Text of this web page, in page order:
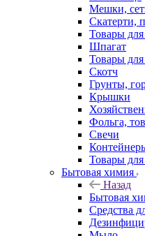
Мешки,
Скатерти,
Товары
Шпагат
Товары
Скотч
Грунты,
Крышки
Фольга,
Свечи
Товары
Бытовая химия
Назад
Бытовая
Средства